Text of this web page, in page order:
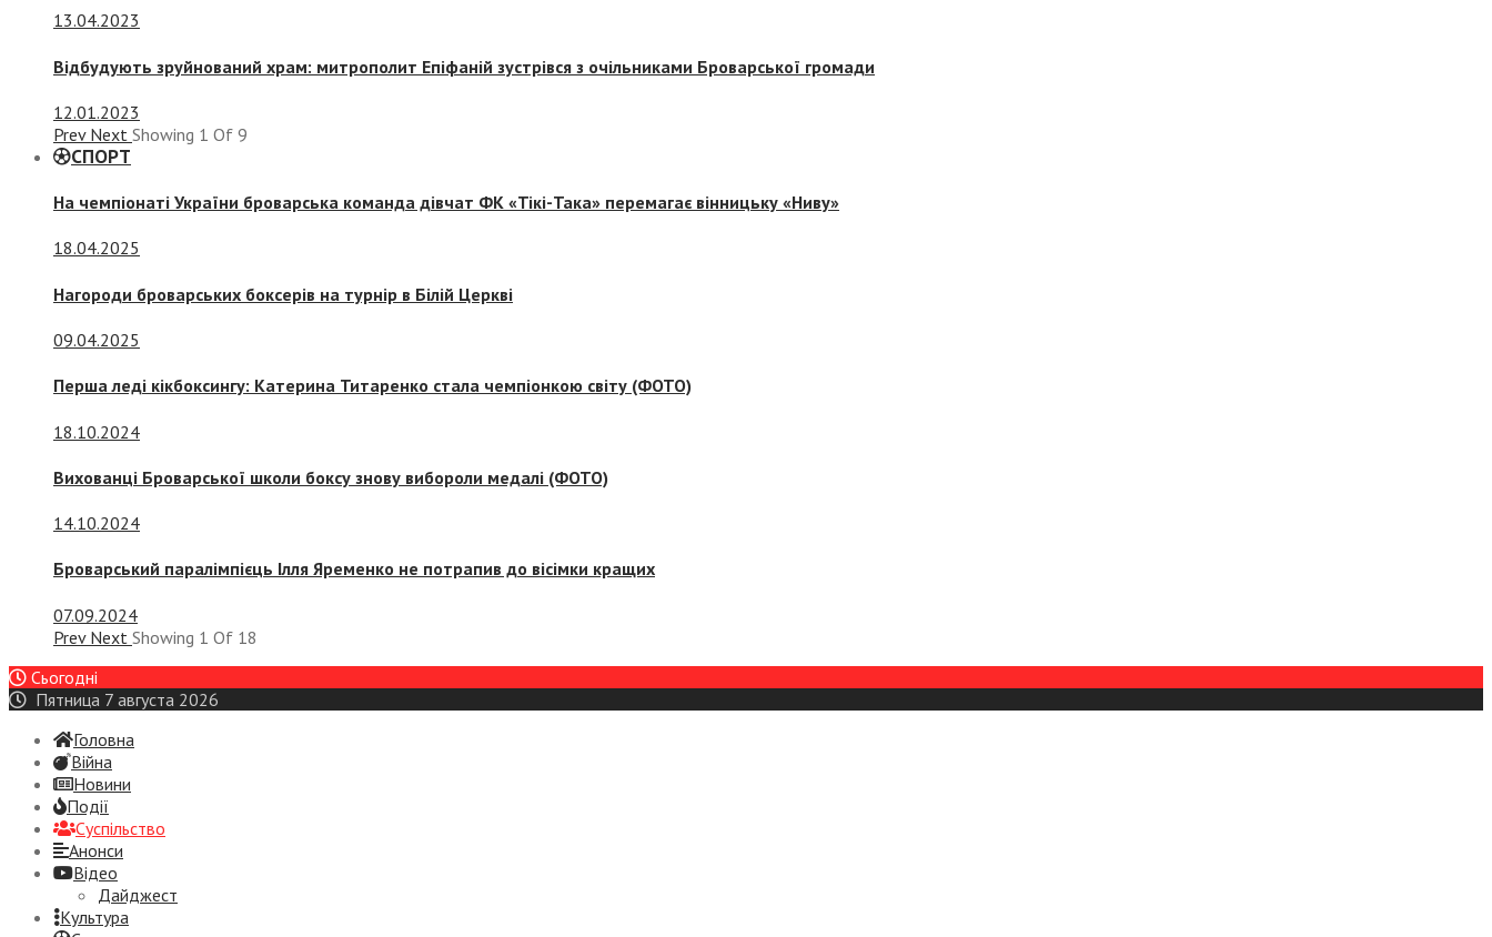
13.04.2023
Відбудують зруйнований храм: митрополит Епіфаній зустрівся з очільниками Броварської громади
12.01.2023
Prev Next Showing 1 Of 9
СПОРТ
На чемпіонаті України броварська команда дівчат ФК «Тікі-Така» перемагає вінницьку «Ниву»
18.04.2025
Нагороди броварських боксерів на турнір в Білій Церкві
09.04.2025
Перша леді кікбоксингу: Катерина Титаренко стала чемпіонкою світу (ФОТО)
18.10.2024
Вихованці Броварської школи боксу знову вибороли медалі (ФОТО)
14.10.2024
Броварський паралімпієць Ілля Яременко не потрапив до вісімки кращих
07.09.2024
Prev Next Showing 1 Of 18
Сьогодні
Пятница 7 августа 2026
Головна
Війна
Новини
Події
Суспiльство
Анонси
Відео
Дайджест
Культура